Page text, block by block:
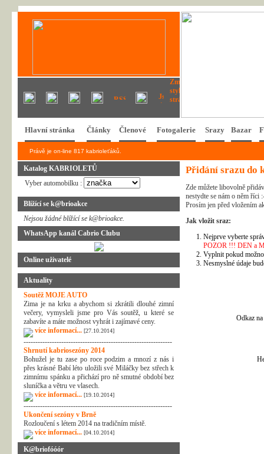
Hlavní stránka Články Členové Fotogalerie Srazy Bazar
Právě je on-line 817 kabrioleťáků.
Katalog KABRIOLETŮ
Vyber automobilku :
Blížící se k@brioakce
Nejsou žádné blížící se k@brioakce.
WhatsApp kanál Cabrio Clubu
Online uživatelé
Aktuality
Soutěž MOJE AUTO
Zima je na krku a abychom si zkrátili dlouhé zimní
večery, vymysleli jsme pro Vás soutěž, u které se
zabavíte a máte možnost vyhrát i zajímavé ceny.
více informací... [27.10.2014]
---------------------------------------------------------------
Shrnutí kabriosezóny 2014
Bohužel je tu zase po roce podzim a mnozí z nás i
přes krásné Babí léto uložili své Miláčky bez střech k
zimnímu spánku a přichází pro ně smutné období bez
sluníčka a větru ve vlasech.
více informací... [19.10.2014]
---------------------------------------------------------------
Ukončení sezóny v Brně
Rozloučení s létem 2014 na tradičním místě.
více informací... [04.10.2014]
K@briofóóór
Přidání srazu do
Zde můžete libovolně
nestydte se nám o něm říci
Prosím jen před vložením
Jak vložit sraz:
Nejprve vyberte
POZOR !!! DEN a
Vyplnit pokud
Nesmyslné údaje
Odkaz